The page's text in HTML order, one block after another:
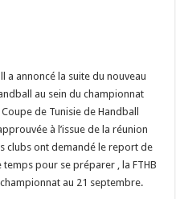
a annoncé la suite du nouveau
au sein du championnat
de Tunisie de Handball
à l’issue de la réunion
clubs ont demandé le report de
pour se préparer , la FTHB
au 21 septembre.